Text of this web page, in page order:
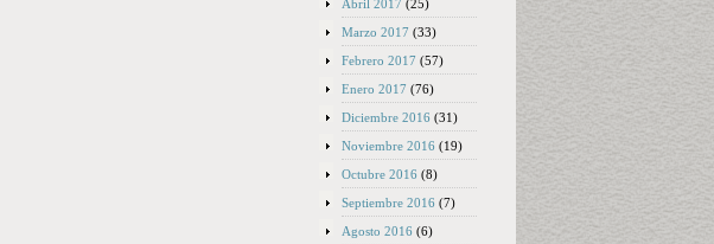
Abril 2017 (25)
Marzo 2017 (33)
Febrero 2017 (57)
Enero 2017 (76)
Diciembre 2016 (31)
Noviembre 2016 (19)
Octubre 2016 (8)
Septiembre 2016 (7)
Agosto 2016 (6)